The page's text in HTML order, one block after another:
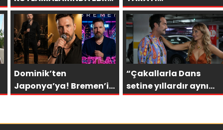
YAŞAR RÜZGARI
ESECEK!
SAKLAYAMAZSINIZ
Dominik’ten
Japonya’ya! Bremen’in
“ÇITLAT”ı 30’a yakın
“Çakallarla Dans
setine yıllardır aynı
heyecanla gidiyorum”